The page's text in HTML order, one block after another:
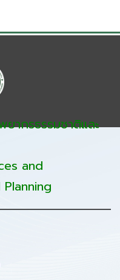
ากรธรรมชาติและ
and